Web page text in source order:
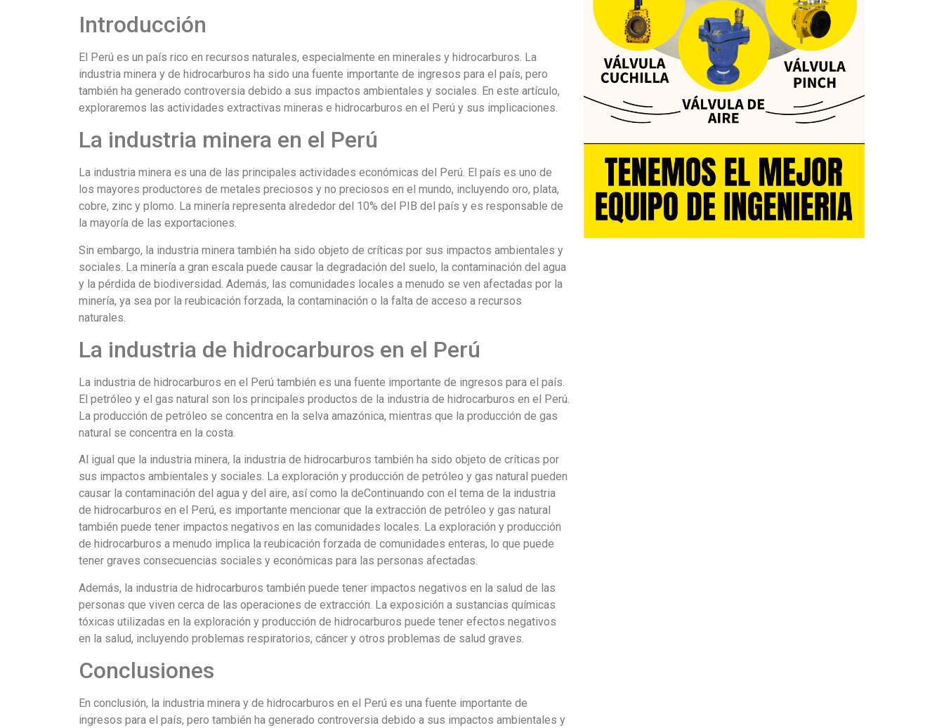
Introducción
El Perú es un país rico en recursos naturales, especialmente en minerales y hidrocarburos. La
industria minera y de hidrocarburos ha sido una fuente importante de ingresos para el país, pero
también ha generado controversia debido a sus impactos ambientales y sociales. En este artículo,
exploraremos las actividades extractivas mineras e hidrocarburos en el Perú y sus implicaciones.
La industria minera en el Perú
La industria minera es una de las principales actividades económicas del Perú. El país es uno de
los mayores productores de metales preciosos y no preciosos en el mundo, incluyendo oro, plata,
cobre, zinc y plomo. La minería representa alrededor del 10% del PIB del país y es responsable de
la mayoría de las exportaciones.
Sin embargo, la industria minera también ha sido objeto de críticas por sus impactos ambientales y
sociales. La minería a gran escala puede causar la degradación del suelo, la contaminación del agua
y la pérdida de biodiversidad. Además, las comunidades locales a menudo se ven afectadas por la
minería, ya sea por la reubicación forzada, la contaminación o la falta de acceso a recursos
naturales.
La industria de hidrocarburos en el Perú
La industria de hidrocarburos en el Perú también es una fuente importante de ingresos para el país.
El petróleo y el gas natural son los principales productos de la industria de hidrocarburos en el Perú.
La producción de petróleo se concentra en la selva amazónica, mientras que la producción de gas
natural se concentra en la costa.
Al igual que la industria minera, la industria de hidrocarburos también ha sido objeto de críticas por
sus impactos ambientales y sociales. La exploración y producción de petróleo y gas natural pueden
causar la contaminación del agua y del aire, así como la deContinuando con el tema de la industria
de hidrocarburos en el Perú, es importante mencionar que la extracción de petróleo y gas natural
también puede tener impactos negativos en las comunidades locales. La exploración y producción
de hidrocarburos a menudo implica la reubicación forzada de comunidades enteras, lo que puede
tener graves consecuencias sociales y económicas para las personas afectadas.
Además, la industria de hidrocarburos también puede tener impactos negativos en la salud de las
personas que viven cerca de las operaciones de extracción. La exposición a sustancias químicas
tóxicas utilizadas en la exploración y producción de hidrocarburos puede tener efectos negativos
en la salud, incluyendo problemas respiratorios, cáncer y otros problemas de salud graves.
Conclusiones
En conclusión, la industria minera y de hidrocarburos en el Perú es una fuente importante de
ingresos para el país, pero también ha generado controversia debido a sus impactos ambientales y